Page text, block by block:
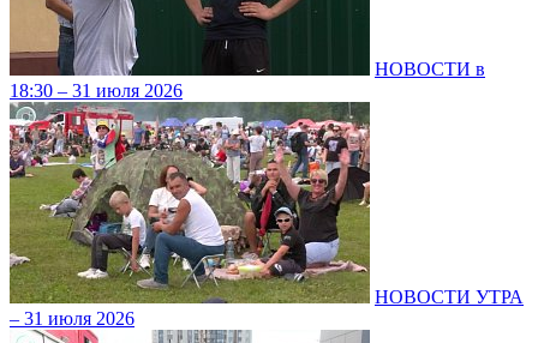
НОВОСТИ в
18:30 – 31 июля 2026
НОВОСТИ УТРА
– 31 июля 2026